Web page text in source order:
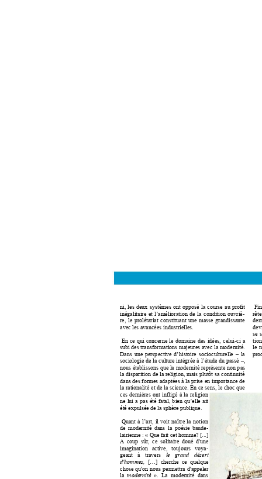
ni, les deux systèmes ont opposé la course au profit
inégalitaire et l’amélioration de la condition ouvriè-
re, le prolétariat constituant une masse grandissante
avec les avancées industrielles.
En ce qui concerne le domaine des idées, celui-ci a
subi des transformations majeures avec la modernité.
Dans une perspective d’histoire socioculturelle – la
sociologie de la culture intégrée à l’étude du passé –,
nous établissons que la modernité représente non pas
la disparition de la religion, mais plutôt sa continuité
dans des formes adaptées à la prise en importance de
la rationalité et de la science. En ce sens, le choc que
ces dernières ont infligé à la religion
ne lui a pas été fatal, bien qu’elle ait
été expulsée de la sphère publique.
Quant à l’art, il voit naître la notion
de modernité dans la poésie baude-
lairienne : « Que fait cet homme? [...]
A coup sûr, ce solitaire doué d'une
imagination active, toujours voya-
geant à travers le grand désert
d'hommes, […]  cherche  ce  quelque
chose qu'on nous permettra d'appeler
la modernité ». La modernité dans
se
le